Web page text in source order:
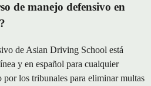
de manejo defensivo en
de Asian Driving School está
y en español para cualquier
los tribunales para eliminar multas